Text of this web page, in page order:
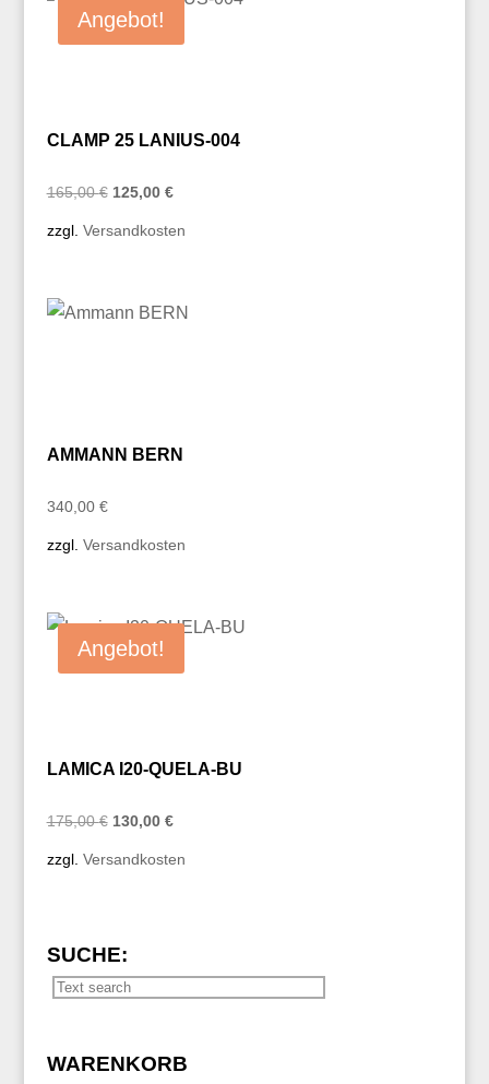
Angebot!
CLAMP 25 LANIUS-004
165,00€ Ursprünglicher
war:
125,00 €Aktueller
ist:
zzgl. Versandkosten
AMMANN BERN
340,00 €
zzgl. Versandkosten
Angebot!
LAMICA I20-QUELA-BU
175,00€ Ursprünglicher
war:
130,00 €Aktueller
ist:
zzgl. Versandkosten
SUCHE:
WARENKORB